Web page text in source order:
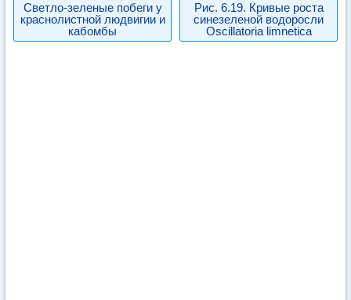
Светло-зеленые побеги у
краснолистной людвигии и
кабомбы
Рис. 6.19. Кривые роста
синезеленой водоросли
Oscillatoria limnetica